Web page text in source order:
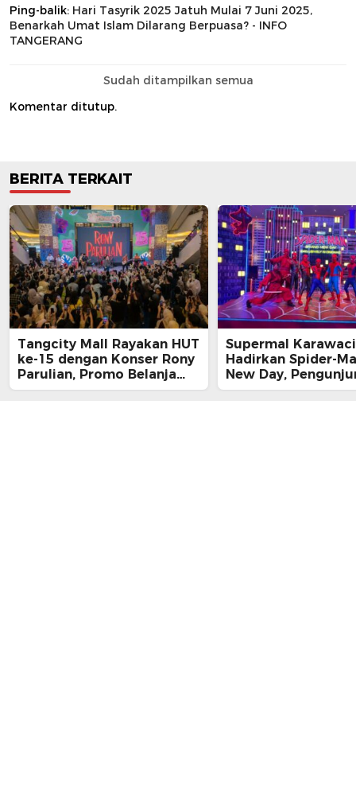
Ping-balik: Hari Tasyrik 2025 Jatuh Mulai 7 Juni 2025,
Benarkah Umat Islam Dilarang Berpuasa? - INFO
TANGERANG
Sudah ditampilkan semua
Komentar ditutup.
BERITA TERKAIT
Tangcity Mall Rayakan HUT
ke-15 dengan Konser Rony
Parulian, Promo Belanja
hingga Festival Komunitas
Supermal Karawaci
Hadirkan Spider-
New Day,
Main, Bertemu